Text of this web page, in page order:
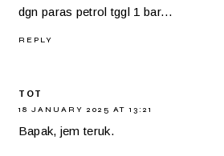
dgn paras petrol tggl 1 bar...
REPLY
TOT
18 JANUARY 2025 AT 13:21
Bapak, jem teruk.